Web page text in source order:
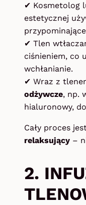
✔ Kosmetolog
estetycznej
✔ Tlen
ciśnieniem, co
wchłanianie.
✔ Wraz z
odżywcze, np.
hialuronowy,
Cały proces
relaksujący –
2.